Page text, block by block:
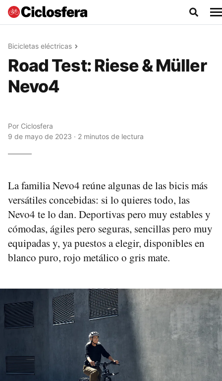
Bicicletas eléctricas
Road Test: Riese & Müller
Nevo4
Por Ciclosfera
9 de mayo de 2023 · 2 minutos de lectura
La familia Nevo4 reúne algunas de las bicis más
versátiles concebidas: si lo quieres todo, las
Nevo4 te lo dan. Deportivas pero muy estables y
cómodas, ágiles pero seguras, sencillas pero muy
equipadas y, ya puestos a elegir, disponibles en
blanco puro, rojo metálico o gris mate.